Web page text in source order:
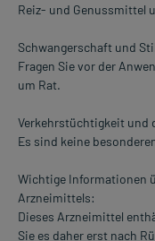
Reiz- und Genussmittel
Schwangerschaft und
Fragen Sie vor der
um Rat.
Verkehrstüchtigkeit und
Es sind keine
Wichtige Informationen
Arzneimittels:
Dieses Arzneimittel
Sie es daher erst nach